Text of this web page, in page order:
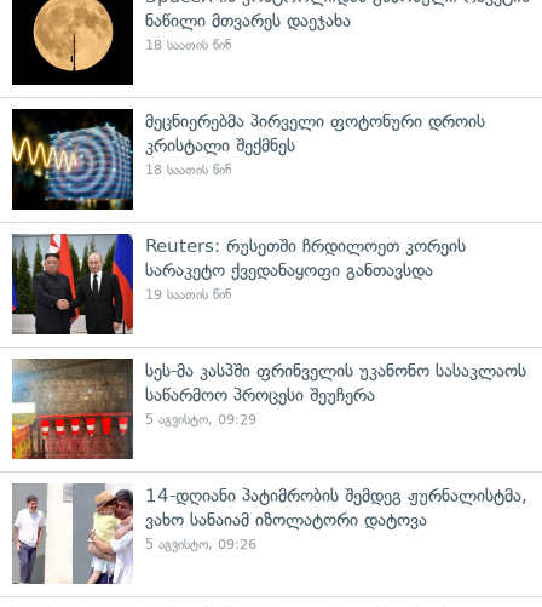
ნაწილი მთვარეს დაეჯახა
18 საათის წინ
მეცნიერებმა პირველი ფოტონური დროის
კრისტალი შექმნეს
18 საათის წინ
Reuters: რუსეთში ჩრდილოეთ კორეის
სარაკეტო ქვედანაყოფი განთავსდა
19 საათის წინ
სეს-მა კასპში ფრინველის უკანონო სასაკლაოს
საწარმოო პროცესი შეუჩერა
5 აგვისტო, 09:29
14-დღიანი პატიმრობის შემდეგ ჟურნალისტმა,
ვახო სანაიამ იზოლატორი დატოვა
5 აგვისტო, 09:26